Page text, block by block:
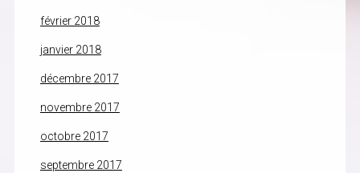
février 2018
janvier 2018
décembre 2017
novembre 2017
octobre 2017
septembre 2017